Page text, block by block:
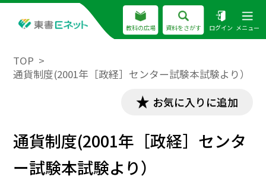
教科の広場 資料をさがす ログイン メニュー
TOP
通貨制度(2001年［政経］センター試験本試験より）
お気に入りに追加
通貨制度(2001年［政経］センタ
ー試験本試験より）